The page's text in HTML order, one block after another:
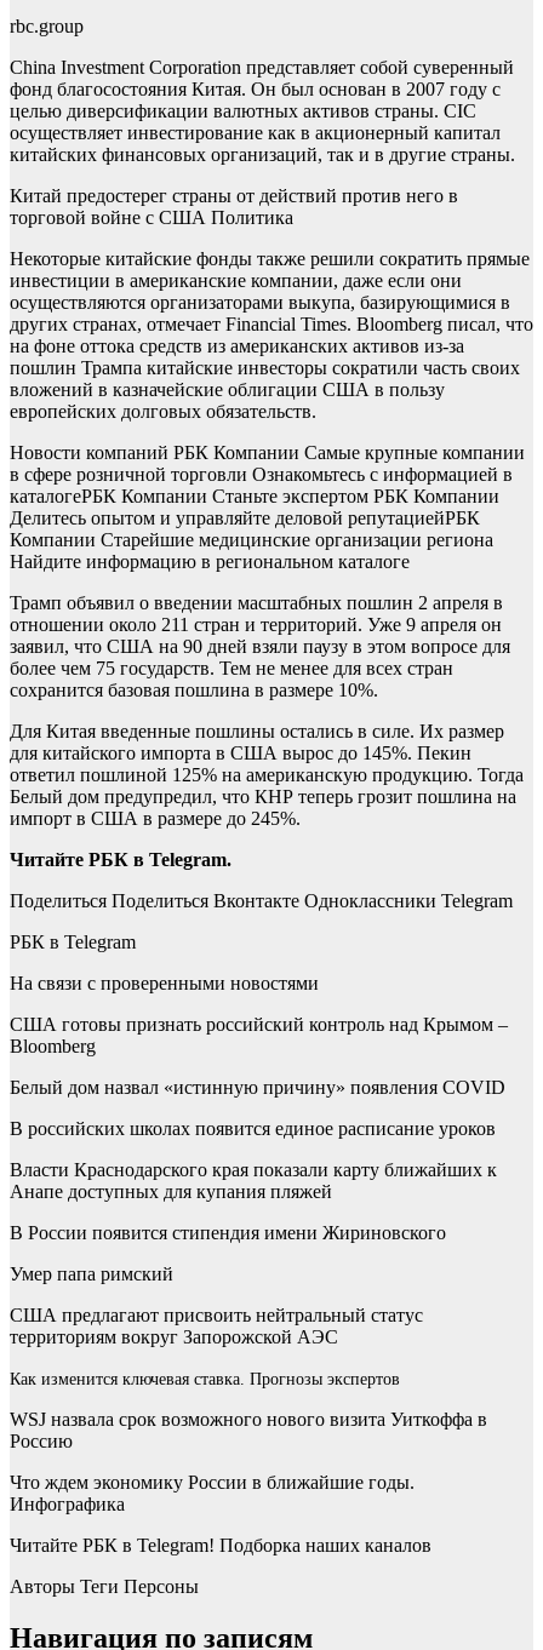
rbc.group
China Investment Corporation представляет собой суверенный
фонд благосостояния Китая. Он был основан в 2007 году с
целью диверсификации валютных активов страны. CIC
осуществляет инвестирование как в акционерный капитал
китайских финансовых организаций, так и в другие страны.
Китай предостерег страны от действий против него в
торговой войне с США Политика
Некоторые китайские фонды также решили сократить прямые
инвестиции в американские компании, даже если они
осуществляются организаторами выкупа, базирующимися в
других странах, отмечает Financial Times. Bloomberg писал, что
на фоне оттока средств из американских активов из-за
пошлин Трампа китайские инвесторы сократили часть своих
вложений в казначейские облигации США в пользу
европейских долговых обязательств.
Новости компаний РБК Компании Самые крупные компании
в сфере розничной торговли Ознакомьтесь с информацией в
каталогеРБК Компании Станьте экспертом РБК Компании
Делитесь опытом и управляйте деловой репутациейРБК
Компании Старейшие медицинские организации региона
Найдите информацию в региональном каталоге
Трамп объявил о введении масштабных пошлин 2 апреля в
отношении около 211 стран и территорий. Уже 9 апреля он
заявил, что США на 90 дней взяли паузу в этом вопросе для
более чем 75 государств. Тем не менее для всех стран
сохранится базовая пошлина в размере 10%.
Для Китая введенные пошлины остались в силе. Их размер
для китайского импорта в США вырос до 145%. Пекин
ответил пошлиной 125% на американскую продукцию. Тогда
Белый дом предупредил, что КНР теперь грозит пошлина на
импорт в США в размере до 245%.
Читайте РБК в Telegram.
Поделиться Поделиться Вконтакте Одноклассники Telegram
РБК в Telegram
На связи с проверенными новостями
США готовы признать российский контроль над Крымом –
Bloomberg
Белый дом назвал «истинную причину» появления COVID
В российских школах появится единое расписание уроков
Власти Краснодарского края показали карту ближайших к
Анапе доступных для купания пляжей
В России появится стипендия имени Жириновского
Умер папа римский
США предлагают присвоить нейтральный статус
территориям вокруг Запорожской АЭС
Как изменится ключевая ставка. Прогнозы экспертов
WSJ назвала срок возможного нового визита Уиткоффа в
Россию
Что ждем экономику России в ближайшие годы.
Инфографика
Читайте РБК в Telegram! Подборка наших каналов
Авторы Теги Персоны
Навигация по записям